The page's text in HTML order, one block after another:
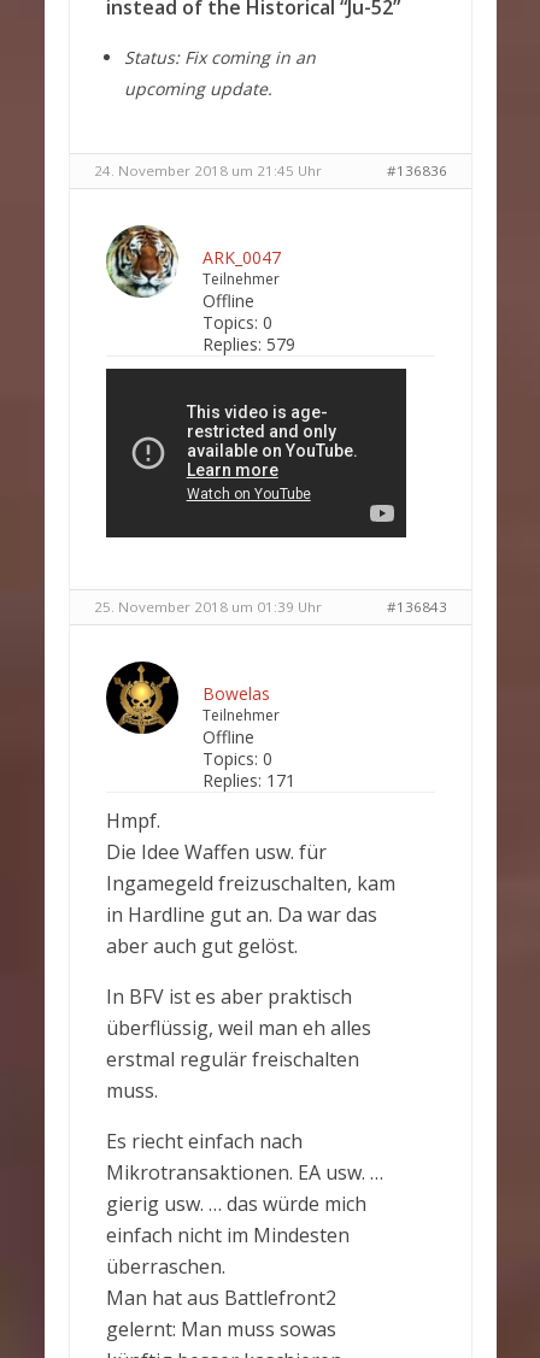
instead of the Historical “Ju-52”
Status: Fix coming in an
upcoming update.
24. November 2018 um 21:45 Uhr #136836
ARK_0047
Teilnehmer
Offline
Topics: 0
Replies: 579
25. November 2018 um 01:39 Uhr #136843
Bowelas
Teilnehmer
Offline
Topics: 0
Replies: 171
Hmpf.
Die Idee Waffen usw. für
Ingamegeld freizuschalten, kam
in Hardline gut an. Da war das
aber auch gut gelöst.
In BFV ist es aber praktisch
überflüssig, weil man eh alles
erstmal regulär freischalten
muss.
Es riecht einfach nach
Mikrotransaktionen. EA usw. …
gierig usw. … das würde mich
einfach nicht im Mindesten
überraschen.
Man hat aus Battlefront2
gelernt: Man muss sowas